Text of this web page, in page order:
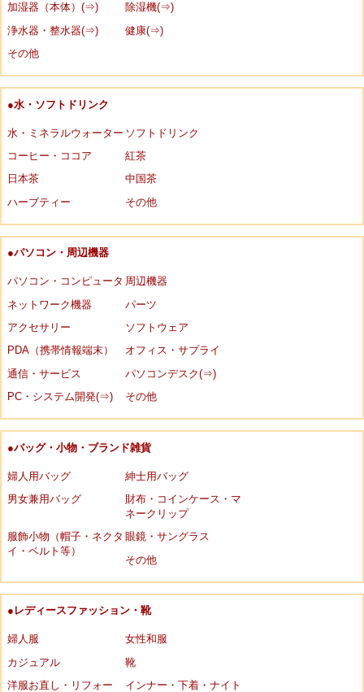
加湿器（本体）(⇒)
除湿機(⇒)
浄水器・整水器(⇒)
健康(⇒)
その他
●水・ソフトドリンク
水・ミネラルウォーター ソフトドリンク
コーヒー・ココア
紅茶
日本茶
中国茶
ハーブティー
その他
●パソコン・周辺機器
パソコン・コンピュータ 周辺機器
ネットワーク機器
パーツ
アクセサリー
ソフトウェア
PDA（携帯情報端末）
オフィス・サプライ
通信・サービス
パソコンデスク(⇒)
PC・システム開発(⇒)
その他
●バッグ・小物・ブランド雑貨
婦人用バッグ
紳士用バッグ
男女兼用バッグ
財布・コインケース・マ
ネークリップ
服飾小物（帽子・ネクタ
イ・ベルト等）
眼鏡・サングラス
その他
●レディースファッション・靴
婦人服
女性和服
カジュアル
靴
洋服お直し・リフォー
インナー・下着・ナイト